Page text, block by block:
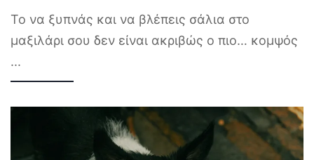
Το να ξυπνάς και να βλέπεις σάλια στο
μαξιλάρι σου δεν είναι ακριβώς ο πιο… κομψός
...